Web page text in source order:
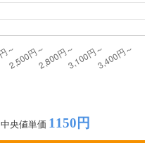
中央値単価 1150円